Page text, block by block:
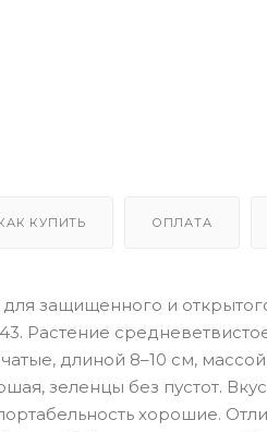
КУПИТЬ ОПЛАТА
защищенного и
Растение
длиной 8–10 см,
зеленцы без пустот.
хорошие.